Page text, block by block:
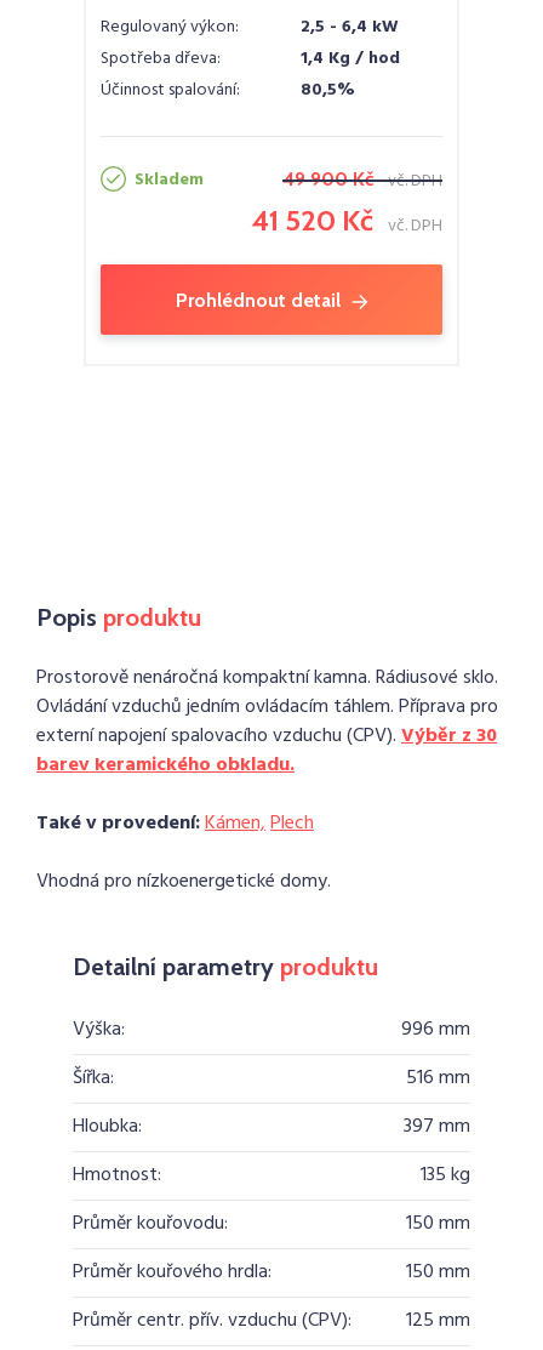
Regulovaný výkon:
2,5 - 6,4 kW
Spotřeba dřeva:
1,4 Kg / hod
Účinnost spalování:
80,5%
Skladem 49 900 Kč vč. DPH
41 520 Kč vč. DPH
Prohlédnout detail
Popis produktu
Prostorově nenáročná kompaktní kamna. Rádiusové sklo.
Ovládání vzduchů jedním ovládacím táhlem. Příprava pro
externí napojení spalovacího vzduchu (CPV).Výběr z 30
barev keramického obkladu.
Také v provedení:Kámen,Plech
Vhodná pro nízkoenergetické domy.
Detailní parametry produktu
Výška:
996 mm
Šířka:
516 mm
Hloubka:
397 mm
Hmotnost:
135 kg
Průměr kouřovodu:
150 mm
Průměr kouřového hrdla:
150 mm
Průměr centr. přív. vzduchu (CPV):
125 mm